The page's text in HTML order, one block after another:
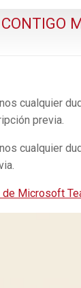
cualquier
previa.
cualquier
Microsoft